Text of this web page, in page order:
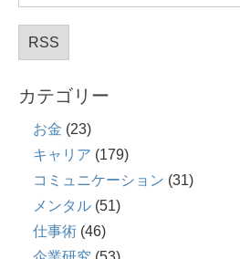
RSS
カテゴリー
お金 (23)
キャリア (179)
コミュニケーション (31)
メンタル (51)
仕事術 (46)